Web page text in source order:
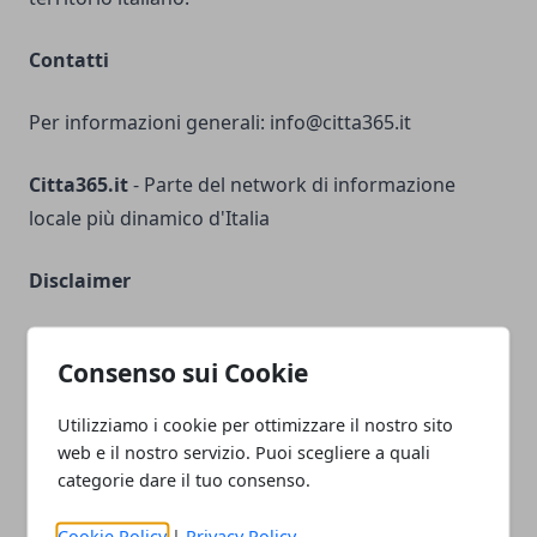
Consenso sui Cookie
Utilizziamo i cookie per ottimizzare il nostro sito
web e il nostro servizio. Puoi scegliere a quali
categorie dare il tuo consenso.
Contatti
Per informazioni generali: info@citta365.it
Citta365.it- Parte del network di informazione
locale più dinamico d'Italia
Disclaimer
quanto viene aggiornato senza alcuna periodicità.
editoriale ai sensi della legge n° 62 del 7 marzo 2001.